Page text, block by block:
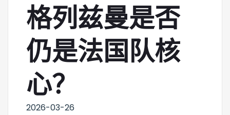
格列兹曼是否
仍是法国队核
心？
2026-03-26